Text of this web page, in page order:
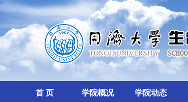
首 页 学院概况 学院动态